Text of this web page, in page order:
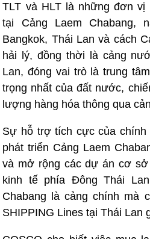
TLT và HLT là những đơn
tại Cảng Laem Chabang,
Bangkok, Thái Lan và cách
hải lý, đồng thời là cảng
Lan, đóng vai trò là trung
trọng nhất của đất nước,
lượng hàng hóa thông qua
Sự hỗ trợ tích cực của chính
phát triển Cảng Laem
và mở rộng các dự án cơ
kinh tế phía Đông Thái
Chabang là cảng chính mà
SHIPPING Lines tại Thái Lan